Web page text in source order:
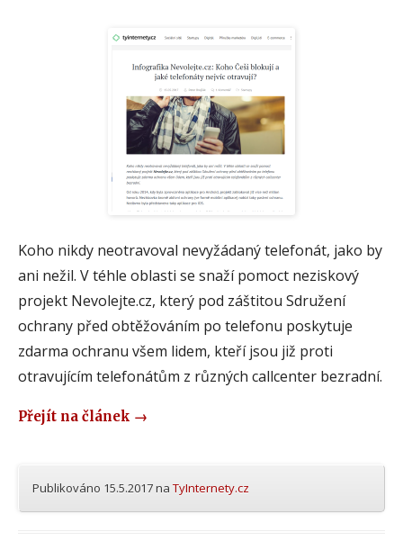
Koho nikdy neotravoval nevyžádaný telefonát, jako by
ani nežil. V téhle oblasti se snaží pomoct neziskový
projekt Nevolejte.cz, který pod záštitou Sdružení
ochrany před obtěžováním po telefonu poskytuje
zdarma ochranu všem lidem, kteří jsou již proti
otravujícím telefonátům z různých callcenter bezradní.
Přejít na článek →
Publikováno 15.5.2017na TyInternety.cz